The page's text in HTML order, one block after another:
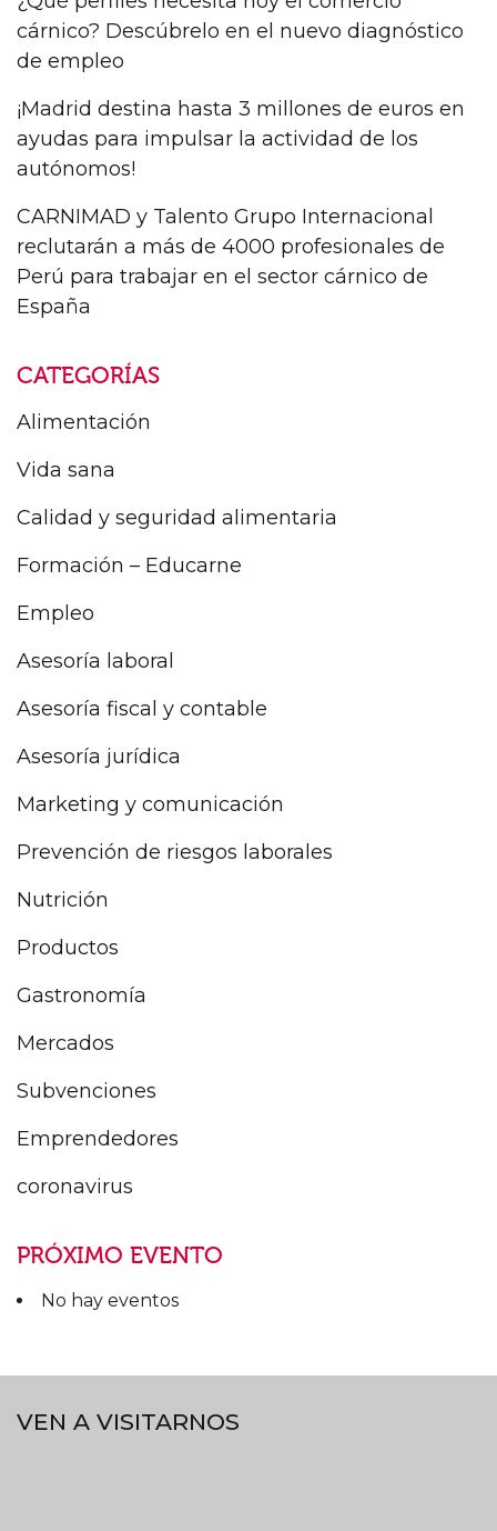
cárnico? Descúbrelo en el nuevo diagnóstico
de empleo
¡Madrid destina hasta 3 millones de euros en
ayudas para impulsar la actividad de los
autónomos!
CARNIMAD y Talento Grupo Internacional
reclutarán a más de 4000 profesionales de
Perú para trabajar en el sector cárnico de
España
CATEGORÍAS
Alimentación
Vida sana
Calidad y seguridad alimentaria
Formación – Educarne
Empleo
Asesoría laboral
Asesoría fiscal y contable
Asesoría jurídica
Marketing y comunicación
Prevención de riesgos laborales
Nutrición
Productos
Gastronomía
Mercados
Subvenciones
Emprendedores
coronavirus
PRÓXIMO EVENTO
No hay eventos
VEN A VISITARNOS